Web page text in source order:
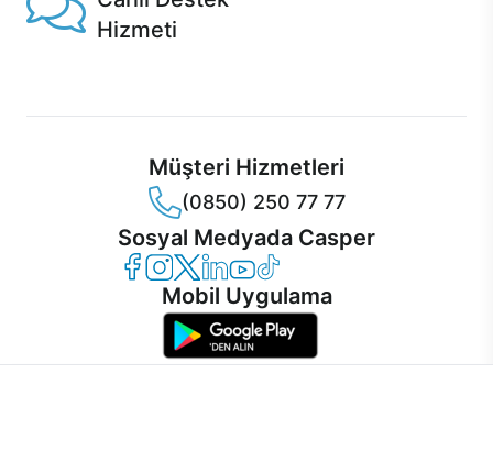
Hizmeti
Müşteri Hizmetleri
(0850) 250 77 77
Sosyal Medyada Casper
Casper Facebook
Casper Instagram
Casper Twitter
Casper LinkedIn
Casper YouTube
Casper TikTok
Mobil Uygulama